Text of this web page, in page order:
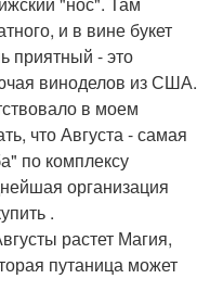
и в вине букет
приятный - это
виноделов из США.
в моем
что Августа - самая
по комплексу
организация
.
растет Магия,
путаница может